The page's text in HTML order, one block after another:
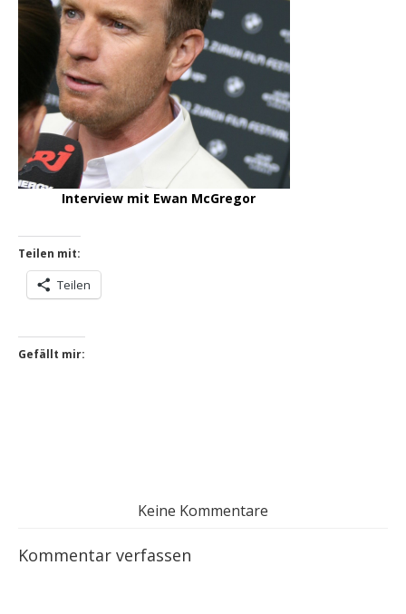
Interview mit Ewan McGregor
Teilen mit:
Teilen
Gefällt mir:
Keine Kommentare
Kommentar verfassen